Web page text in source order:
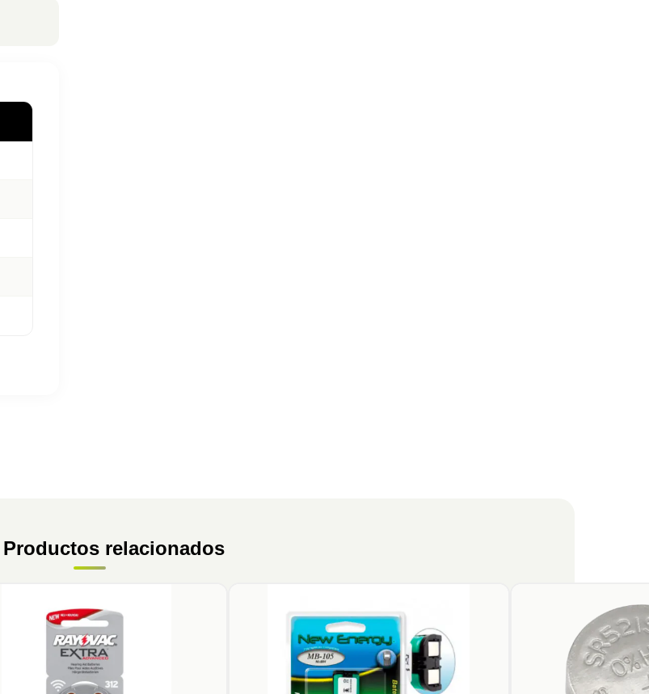
Productos relacionados